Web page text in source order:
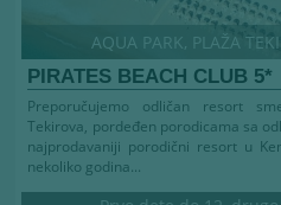
AQUA PARK, PLAŽA
PIRATES BEACH CLUB 5*
Preporučujemo odličan resort
Tekirova, pordeđen porodicama sa
najprodavaniji porodični resort u
nekoliko godina...